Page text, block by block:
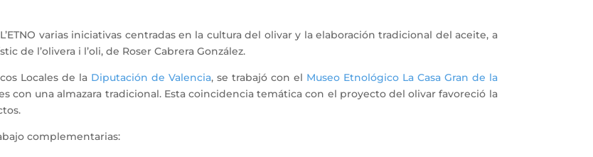
varias iniciativas centradas en la cultura del olivar y la elaboración tradicional del aceite, a
de l’olivera i l’oli, de Roser Cabrera González.
Locales de la Diputación de Valencia, se trabajó con el Museo Etnológico La Casa Gran de la
con una almazara tradicional. Esta coincidencia temática con el proyecto del olivar favoreció la
complementarias: